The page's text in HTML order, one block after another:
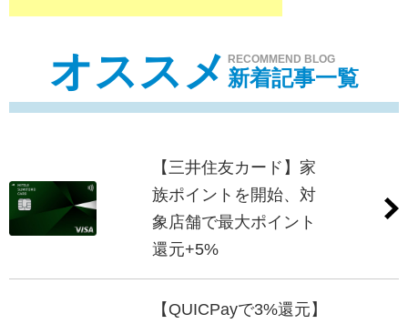
オススメ RECOMMEND BLOG
新着記事一覧
【三井住友カード】家
族ポイントを開始、対
象店舗で最大ポイント
還元+5%
【QUICPayで3%還元】